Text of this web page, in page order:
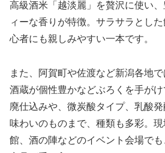
高級酒米「越淡麗」を贅沢に使い
ィーな香りが特徴。サラサラとし
心者にも親しみやすい一本です。
また、阿賀町や佐渡など新潟各地
酒蔵が個性豊かなどぶろくを手が
廃仕込みや、微炭酸タイプ、乳酸
味わいのものまで、種類も多彩。
館、酒の陣などのイベント会場で